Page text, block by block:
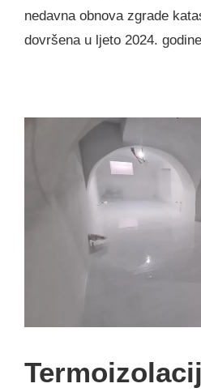
nedavna obnova zgrade
dovršena u ljeto 2024.